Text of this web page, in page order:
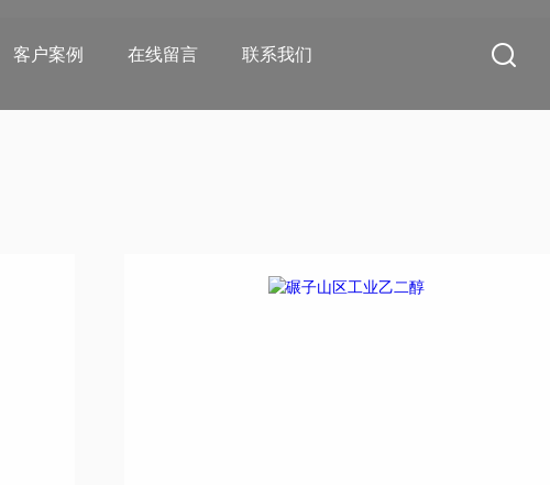
客户案例 在线留言 联系我们